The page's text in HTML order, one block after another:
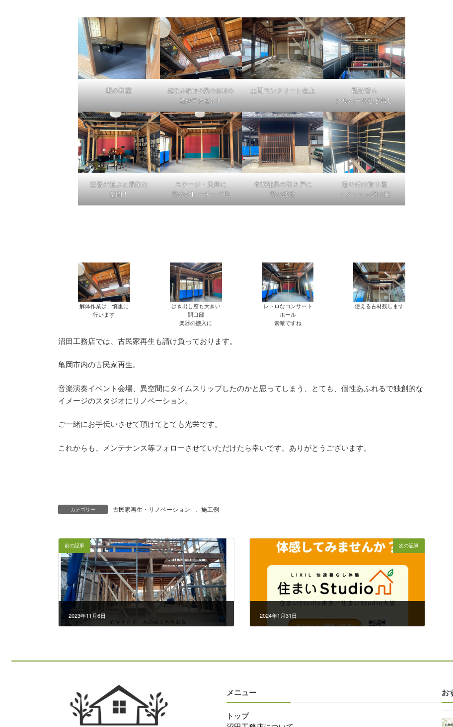
堀の和室
総吹き抜けの梁の古材の
柱がアクセント
土間コンクリート仕上
配線管も
シルバーのむき出し
楽器が並ぶと素敵な
空間！
ステージ・天井に
黒のグレーチング風
木製建具の引き戸に
黒の漆喰
造り付け飾り棚
・メッシュ網の柵
解体作業は、慎重に
行います
はき出し窓も大きい
開口部
楽器の搬入に
レトロなコンサート
ホール
素敵ですね
使える古材残します
沼田工務店では、古民家再生も請け負っております。
亀岡市内の古民家再生。
音楽演奏イベント会場、異空間にタイムスリップしたのかと思ってしまう、とても、個性あふれるで独創的な
イメージのスタジオにリノベーション。
ご一緒にお手伝いさせて頂けてとても光栄です。
これからも、メンテナンス等フォローさせていただけたら幸いです。ありがとうございます。
カテゴリー 古民家再生・リノベーション 施工例
前の記事
2023年11月6日
次の記事
2024年1月31日
メニュー
トップ
お